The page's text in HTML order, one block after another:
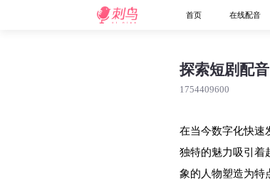
首页 在线配音
探索短剧配
1754409600
在当今数字化快速
独特的魅力吸引着
象的人物塑造为特